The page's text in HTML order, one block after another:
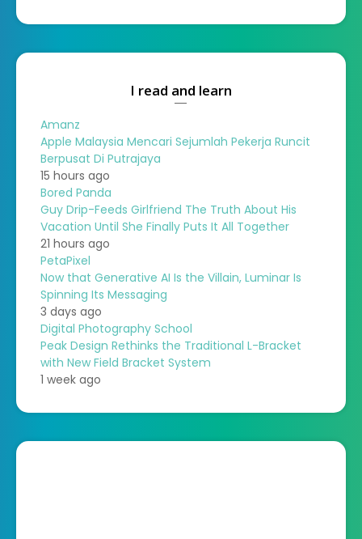
I read and learn
Amanz
Apple Malaysia Mencari Sejumlah Pekerja Runcit
Berpusat Di Putrajaya
15 hours ago
Bored Panda
Guy Drip-Feeds Girlfriend The Truth About His
Vacation Until She Finally Puts It All Together
21 hours ago
PetaPixel
Now that Generative AI Is the Villain, Luminar Is
Spinning Its Messaging
3 days ago
Digital Photography School
Peak Design Rethinks the Traditional L-Bracket
with New Field Bracket System
1 week ago